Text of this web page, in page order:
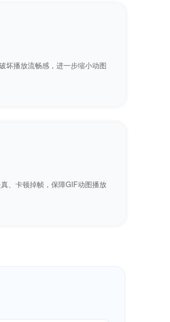
坏播放流畅感，进一步缩小动图
、卡顿掉帧，保障GIF动图播放